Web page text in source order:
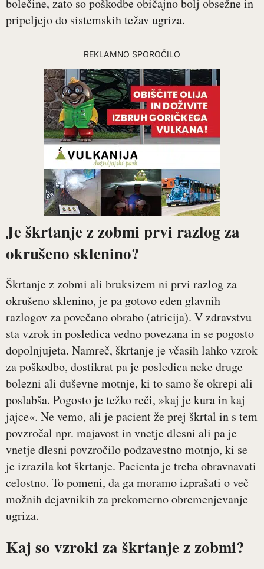
bolečine, zato so poškodbe običajno bolj obsežne in
pripeljejo do sistemskih težav ugriza.
REKLAMNO SPOROČILO
Je škrtanje z zobmi prvi razlog za
okrušeno sklenino?
Škrtanje z zobmi ali bruksizem ni prvi razlog za
okrušeno sklenino, je pa gotovo eden glavnih
razlogov za povečano obrabo (atricija). V zdravstvu
sta vzrok in posledica vedno povezana in se pogosto
dopolnjujeta. Namreč, škrtanje je včasih lahko vzrok
za poškodbo, dostikrat pa je posledica neke druge
bolezni ali duševne motnje, ki to samo še okrepi ali
poslabša. Pogosto je težko reči, »kaj je kura in kaj
jajce«. Ne vemo, ali je pacient že prej škrtal in s tem
povzročal npr. majavost in vnetje dlesni ali pa je
vnetje dlesni povzročilo podzavestno motnjo, ki se
je izrazila kot škrtanje. Pacienta je treba obravnavati
celostno. To pomeni, da ga moramo izprašati o več
možnih dejavnikih za prekomerno obremenjevanje
ugriza.
Kaj so vzroki za škrtanje z zobmi?